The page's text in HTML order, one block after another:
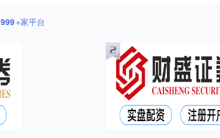
999+家平台